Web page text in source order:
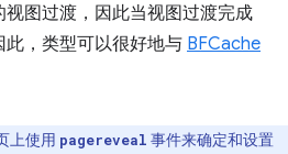
图过渡，因此当视图过渡完成
，类型可以很好地与 BFCache
上使用 pagereveal 事件来确定和设置